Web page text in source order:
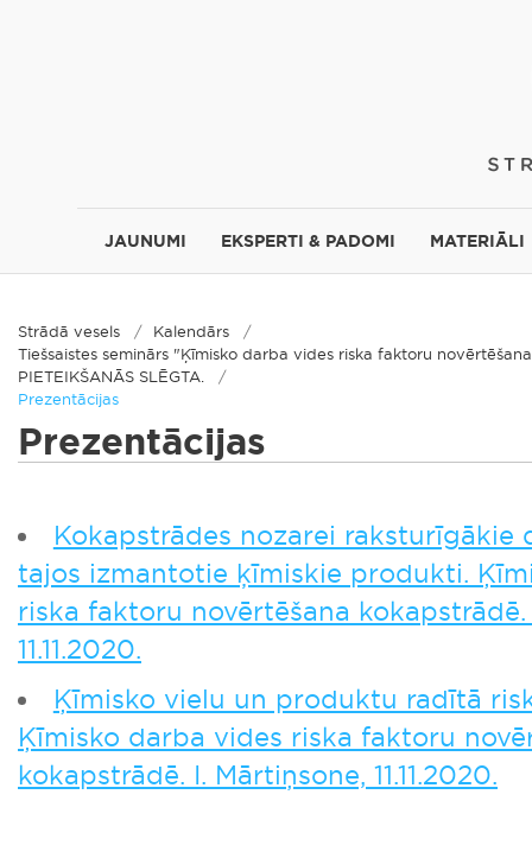
JAUNUMI EKSPERTI & PADOMI MATERIĀLI
Strādā vesels
Kalendārs
Tiešsaistes seminārs "Ķīmisko darba vides riska faktoru
PIETEIKŠANĀS SLĒGTA.
Prezentācijas
Prezentācijas
Kokapstrādes nozarei raksturīgākie
tajos izmantotie ķīmiskie produkti.
riska faktoru novērtēšana kokapstrādē.
11.11.2020.
Ķīmisko vielu un produktu radītā
Ķīmisko darba vides riska faktoru
kokapstrādē. I. Mārtiņsone, 11.11.2020.